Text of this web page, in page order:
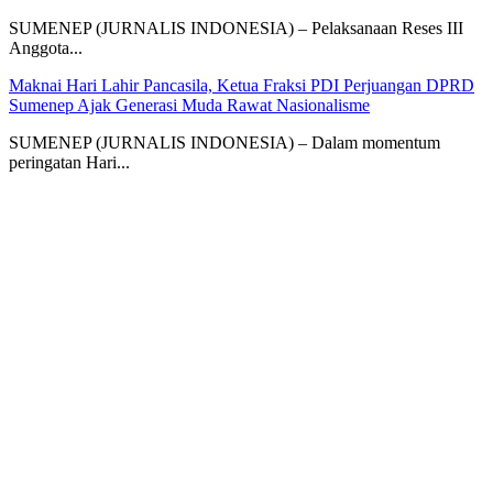
SUMENEP (JURNALIS INDONESIA) – Pelaksanaan Reses III
Anggota...
Maknai Hari Lahir Pancasila, Ketua Fraksi PDI Perjuangan DPRD
Sumenep Ajak Generasi Muda Rawat Nasionalisme
SUMENEP (JURNALIS INDONESIA) – Dalam momentum
peringatan Hari...